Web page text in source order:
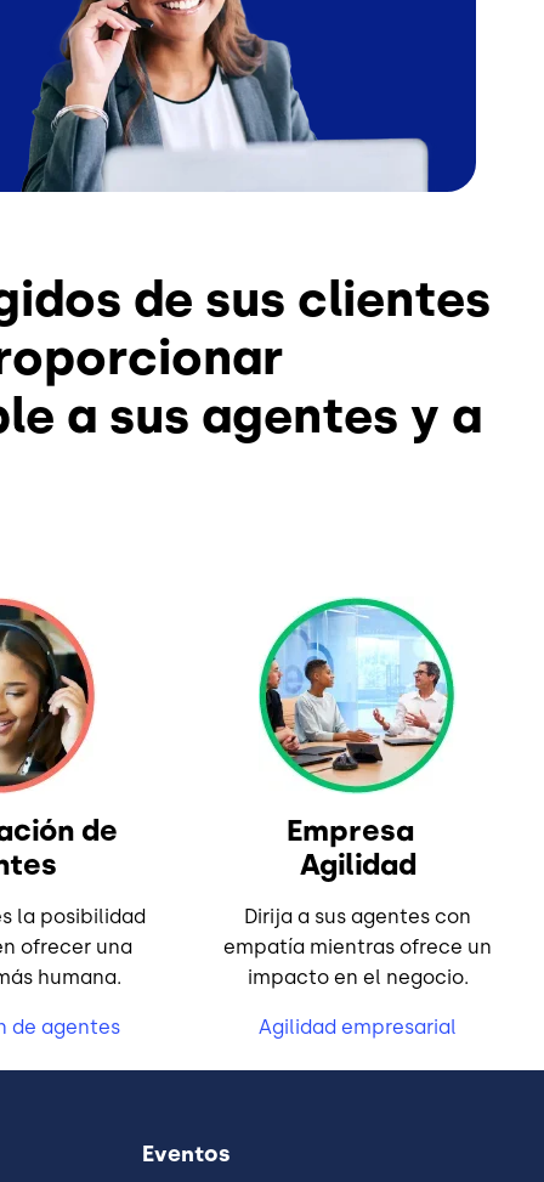
de sus clientes
a sus agentes y a
de
la posibilidad
ofrecer una
humana.
de agentes
Empresa
Agilidad
Dirija a sus agentes con
empatía mientras ofrece un
impacto en el negocio.
Agilidad empresarial
Eventos